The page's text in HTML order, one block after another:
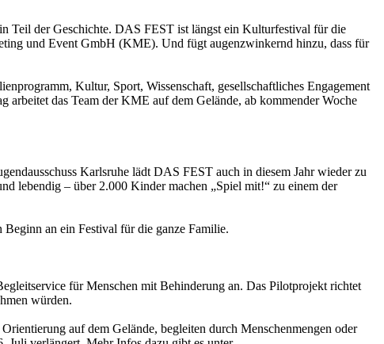
Teil der Geschichte. DAS FEST ist längst ein Kulturfestival für die
und Event GmbH (KME). Und fügt augenzwinkernd hinzu, dass für
Kultur, Sport, Wissenschaft, gesellschaftliches Engagement
das Team der KME auf dem Gelände, ab kommender Woche
Karlsruhe lädt DAS FEST auch in diesem Jahr wieder zu
lebendig – über 2.000 Kinder machen „Spiel mit!“ zu einem der
an ein Festival für die ganze Familie.
für Menschen mit Behinderung an. Das Pilotprojekt richtet
würden.
auf dem Gelände, begleiten durch Menschenmengen oder